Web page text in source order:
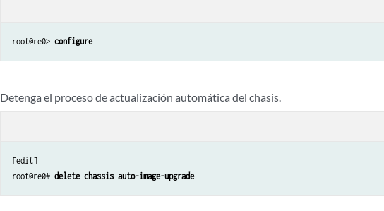
root@re0> configure
Detenga el proceso de actualización automática del chasis.
[edit]
root@re0# delete chassis auto-image-upgrade